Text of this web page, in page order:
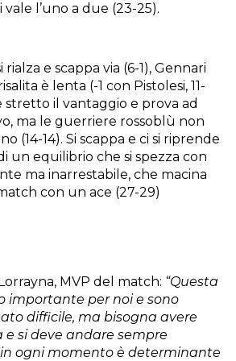
l’uno a due (23-25).
e scappa via (6-1), Gennari
è lenta (-1 con Pistolesi, 11-
stretto il vantaggio e prova ad
ma le guerriere rossoblù non
(14-14). Si scappa e ci si riprende
un equilibrio che si spezza con
ma inarrestabile, che macina
con un ace (27-29)
MVP del match: “Questa
importante per noi e sono
difficile, ma bisogna avere
e si deve andare sempre
ogni momento è determinante